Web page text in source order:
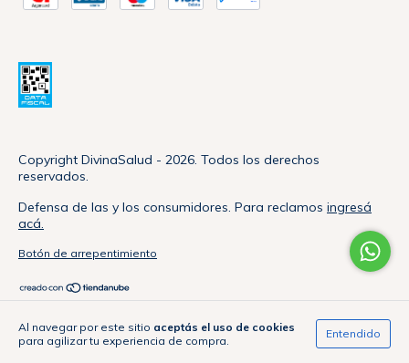
Al navegar por este sitio aceptás el uso de cookies
para agilizar tu experiencia de compra.
Entendido
Copyright DivinaSalud - 2026. Todos los derechos
reservados.
Defensa de las y los consumidores. Para reclamos ingresá
acá.
Botón de arrepentimiento